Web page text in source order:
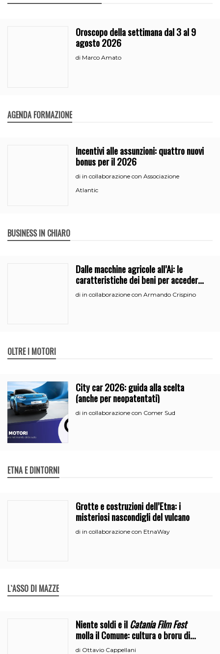
Oroscopo della settimana dal 3 al 9
agosto 2026
di Marco Amato
AGENDA FORMAZIONE
Incentivi alle assunzioni: quattro nuovi
bonus per il 2026
di in collaborazione con Associazione
Atlantic
BUSINESS IN CHIARO
Dalle macchine agricole all’Ai: le
caratteristiche dei beni per accedere
all’iperammortamento
di in collaborazione con Armando Crispino
OLTRE I MOTORI
City car 2026: guida alla scelta
(anche per neopatentati)
di in collaborazione con Comer Sud
ETNA E DINTORNI
Grotte e costruzioni dell’Etna: i
misteriosi nascondigli del vulcano
di in collaborazione con EtnaWay
L`ASSO DI MAZZE
Niente soldi e ilCatania Film Fest
molla il Comune: cultura o broru di
ciciri?
di Ottavio Cappellani